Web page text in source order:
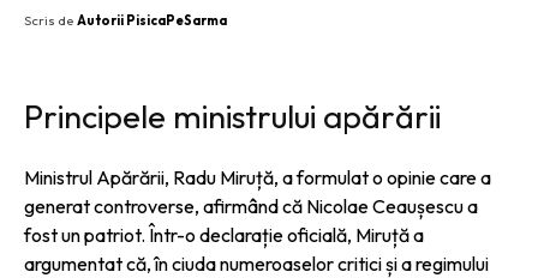
Scris de Autorii PisicaPeSarma
Principele ministrului apărării
Ministrul Apărării, Radu Miruță, a formulat o opinie care a
generat controverse, afirmând că Nicolae Ceaușescu a
fost un patriot. Într-o declarație oficială, Miruță a
argumentat că, în ciuda numeroaselor critici și a regimului